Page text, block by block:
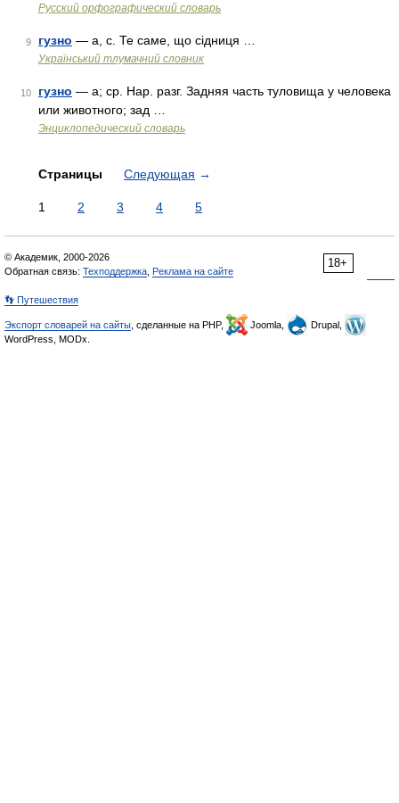
Русский орфографический словарь
9 гузно — а, с. Те саме, що сідниця …
Український тлумачний словник
10 гузно — а; ср. Нар. разг. Задняя часть туловища у человека
или животного; зад …
Энциклопедический словарь
Страницы Следующая →
1 2 3 4 5
18+
© Академик, 2000-2026
Обратная связь: Техподдержка Реклама на сайте
👣 Путешествия
Экспорт словарей на сайты , сделанные на PHP, Joomla,
Drupal,
WordPress, MODx.